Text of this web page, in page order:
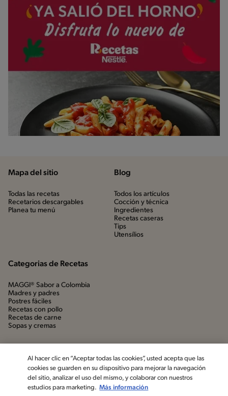
Mapa del sitio
Todas las recetas
Recetarios descargables
Planea tu menú
Blog
Todos los artículos
Cocción y técnica
Ingredientes
Recetas caseras
Tips
Utensílios
Categorias de Recetas
MAGGI® Sabor a Colombia
Madres y padres
Postres fáciles
Recetas con pollo
Recetas de carne
Sopas y cremas
Al hacer clic en “Aceptar todas las cookies”, usted acepta que las
cookies se guarden en su dispositivo para mejorar la navegación
del sitio, analizar el uso del mismo, y colaborar con nuestros
estudios para marketing. Más información